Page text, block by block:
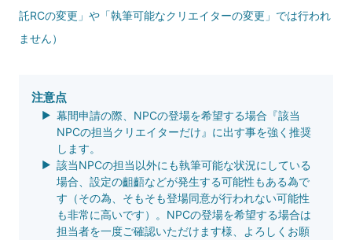
託RCの変更」や「執筆可能なクリエイターの変更」では行われ
ません）
注意点
幕間申請の際、NPCの登場を希望する場合『該当
NPCの担当クリエイターだけ』に出す事を強く推奨
します。
該当NPCの担当以外にも執筆可能な状況にしている
場合、設定の齟齬などが発生する可能性もある為で
す（その為、そもそも登場同意が行われない可能性
も非常に高いです）。NPCの登場を希望する場合は
担当者を一度ご確認いただけます様、よろしくお願